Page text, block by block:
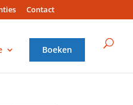
Contact
Boeken